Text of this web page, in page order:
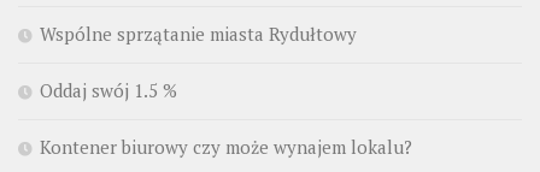
Wspólne sprzątanie miasta Rydułtowy
Oddaj swój 1.5 %
Kontener biurowy czy może wynajem lokalu?